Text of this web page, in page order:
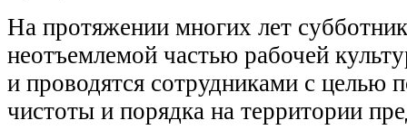
На протяжении многих лет
неотъемлемой частью рабочей
и проводятся сотрудниками с целью
чистоты и порядка на территории